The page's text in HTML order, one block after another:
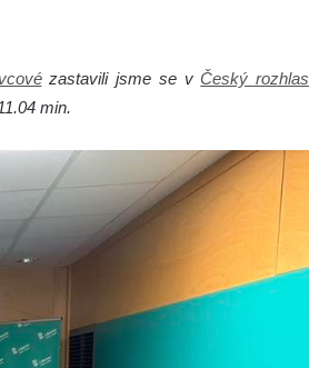
zastavili jsme se vČeský rozhlas
min.